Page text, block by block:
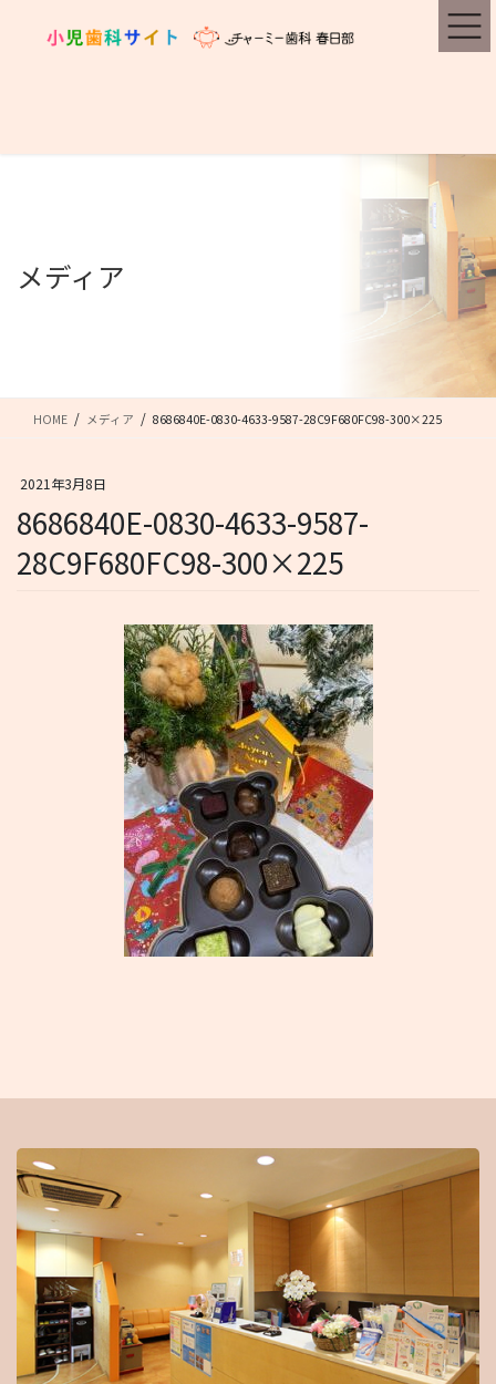
メディア
HOME メディア 8686840E-0830-4633-9587-28C9F680FC98-300×225
2021年3月8日
8686840E-0830-4633-9587-
28C9F680FC98-300×225